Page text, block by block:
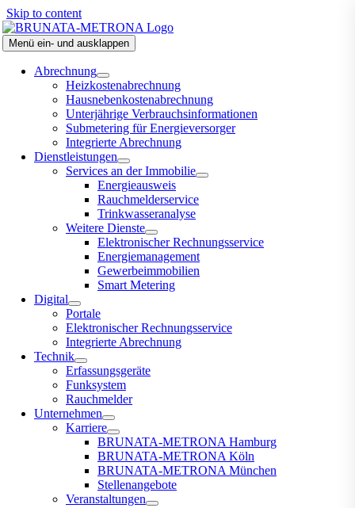
Skip to content
Menü ein- und ausklappen
Abrechnung
Heizkostenabrechnung
Hausnebenkostenabrechnung
Unterjährige Verbrauchsinformationen
Submetering für Energieversorger
Integrierte Abrechnung
Dienstleistungen
Services an der Immobilie
Energieausweis
Rauchmelderservice
Trinkwasseranalyse
Weitere Dienste
Elektronischer Rechnungsservice
Energiemanagement
Gewerbeimmobilien
Smart Metering
Digital
Portale
Elektronischer Rechnungsservice
Integrierte Abrechnung
Technik
Erfassungsgeräte
Funksystem
Rauchmelder
Unternehmen
Karriere
BRUNATA-METRONA Hamburg
BRUNATA-METRONA Köln
BRUNATA-METRONA München
Stellenangebote
Veranstaltungen